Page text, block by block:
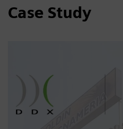
Case Study